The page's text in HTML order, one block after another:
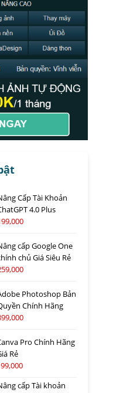
Cấp Tài Khoản
4.0 Plus
cấp Google One
chủ Giá Siêu Rẻ
Photoshop Bản
Chính Hãng
Pro Chính Hãng
Rẻ
cấp Tài khoản